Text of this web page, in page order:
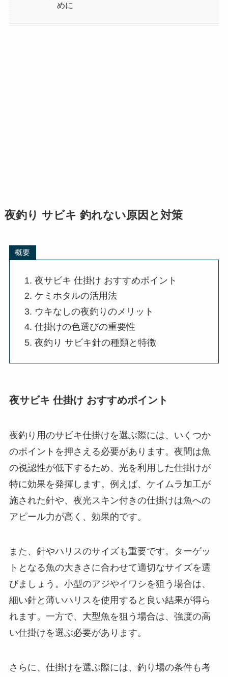
めに
夜釣り サビキ 釣れない原因と対策
概要
夜サビキ 仕掛け おすすめポイント
ケミホタルの活用法
ウキなしの夜釣りのメリット
仕掛けの色選びの重要性
夜釣り サビキ針の種類と特徴
夜サビキ 仕掛け おすすめポイント
夜釣り用のサビキ仕掛けを選ぶ際には、いくつか
のポイントを押さえる必要があります。夜間は魚
の視認性が低下するため、光を利用した仕掛けが
特に効果を発揮します。例えば、ケイムラ加工が
施された針や、夜光スキン付きの仕掛けは魚への
アピール力が高く、効果的です。
また、針やハリスのサイズも重要です。ターゲッ
トとなる魚の大きさに合わせて適切なサイズを選
びましょう。小型のアジやイワシを狙う場合は、
細い針と薄いハリスを使用すると良い結果が得ら
れます。一方で、大型魚を狙う場合は、強度の高
い仕掛けを選ぶ必要があります。
さらに、仕掛けを選ぶ際には、釣り場の条件も考